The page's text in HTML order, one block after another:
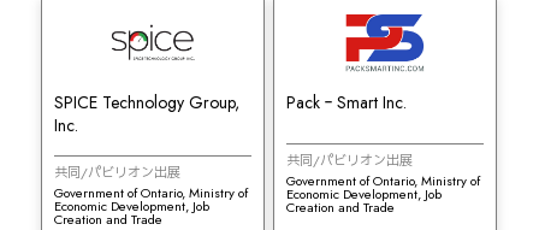
SPICE Technology Group,
Inc.
共同/パビリオン出展
Government of Ontario, Ministry of
Economic Development, Job
Creation and Trade
Pack‐Smart Inc.
共同/パビリオン出展
Government of Ontario, Ministry of
Economic Development, Job
Creation and Trade